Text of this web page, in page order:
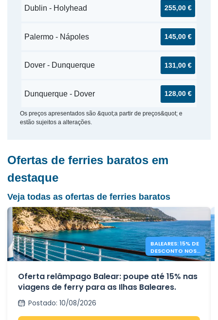
Dublin - Holyhead 255,00 €
Palermo - Nápoles 145,00 €
Dover - Dunquerque 131,00 €
Dunquerque - Dover 128,00 €
Os preços apresentados são &quot;a partir de preços&quot; e
estão sujeitos a alterações.
Ofertas de ferries baratos em
destaque
Veja todas as ofertas de ferries baratos
BALEARES: 15% DE
DESCONTO NOS
FERRIES DAS ILHAS
Oferta relâmpago Balear: poupe até 15% nas
viagens de ferry para as Ilhas Baleares.
Postado: 10/08/2026